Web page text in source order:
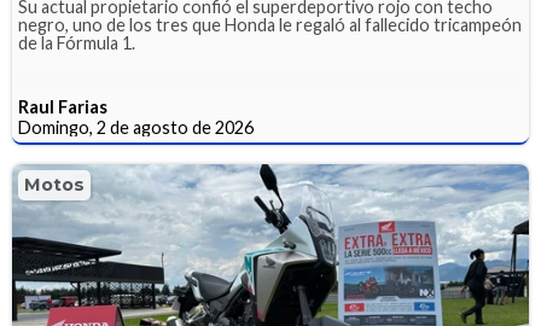
Su actual propietario confió el superdeportivo rojo con techo
negro, uno de los tres que Honda le regaló al fallecido tricampeón
de la Fórmula 1.
Raul Farias
Domingo, 2 de agosto de 2026
Motos